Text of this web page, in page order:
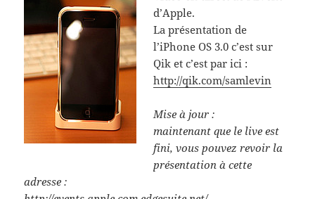
d’Apple.
La présentation de
l’iPhone OS 3.0 c’est sur
Qik et c’est par ici :
http://qik.com/samlevin
Mise à jour :
maintenant que le live est
fini, vous pouvez revoir la
présentation à cette
adresse :